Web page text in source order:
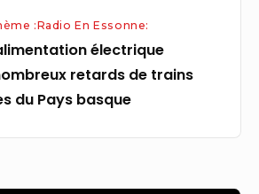
:Radio En Essonne:
électrique
retards de trains
du Pays basque